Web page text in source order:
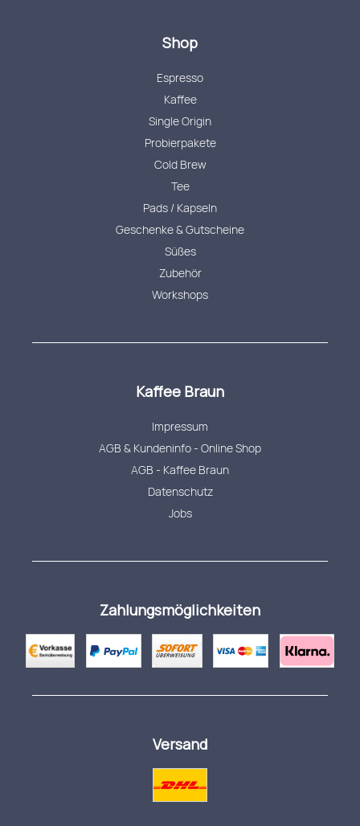
Shop
Espresso
Kaffee
Single Origin
Probierpakete
Cold Brew
Tee
Pads / Kapseln
Geschenke & Gutscheine
Süßes
Zubehör
Workshops
Kaffee Braun
Impressum
AGB & Kundeninfo - Online Shop
AGB - Kaffee Braun
Datenschutz
Jobs
Zahlungsmöglichkeiten
Versand